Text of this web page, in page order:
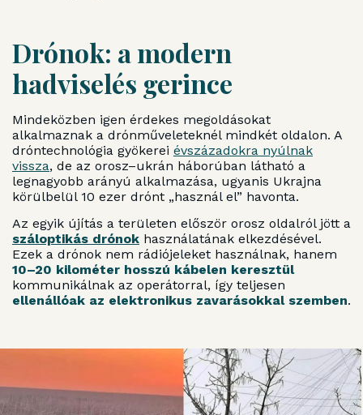
Drónok: a modern
hadviselés gerince
Mindeközben igen érdekes megoldásokat
alkalmaznak a drónműveleteknél mindkét oldalon. A
dróntechnológia gyökerei évszázadokra nyúlnak
vissza, de az orosz–ukrán háborúban látható a
legnagyobb arányú alkalmazása, ugyanis Ukrajna
körülbelül 10 ezer drónt „használ el” havonta.
Az egyik újítás a területen először orosz oldalról jött a
száloptikás drónok használatának elkezdésével.
Ezek a drónok nem rádiójeleket használnak, hanem
10–20 kilométer hosszú kábelen keresztül
kommunikálnak az operátorral, így teljesen
ellenállóak az elektronikus zavarásokkal szemben.